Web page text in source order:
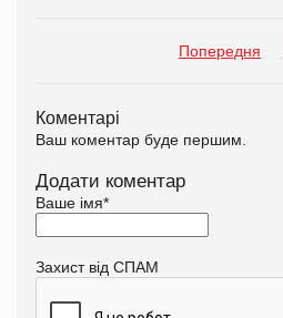
Попередня
Коментарі
Ваш коментар буде першим.
Додати коментар
Ваше імя*
Захист від СПАМ